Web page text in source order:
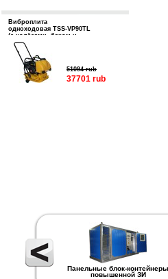
Виброплита
одноходовая TSS-VP90TL
(с колёсами, баком и
подошвой)
51094 rub
37701 rub
Панельные блок-контейнеры
повышенной ЗИ